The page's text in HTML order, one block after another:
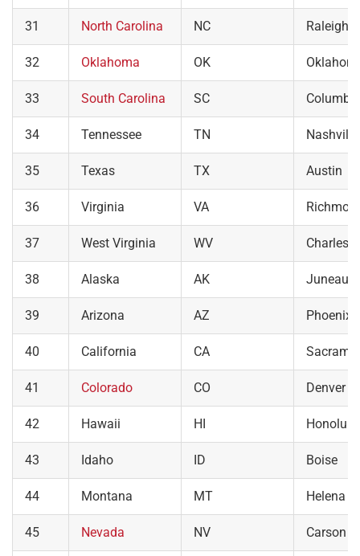
31 North Carolina NC Raleigh
32 Oklahoma OK
33 South Carolina SC Columbia
34 Tennessee TN Nashville
35 Texas TX Austin
36 Virginia VA
37 West Virginia WV
38 Alaska AK Juneau
39 Arizona AZ Phoenix
40 California CA
41 Colorado CO Denver
42 Hawaii HI Honolulu
43 Idaho ID Boise
44 Montana MT Helena
45 Nevada NV Carson